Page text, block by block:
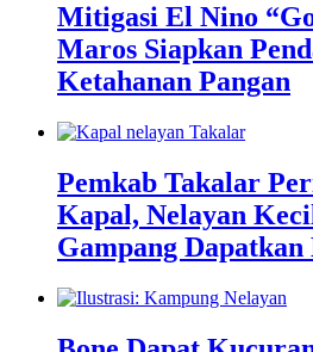
Mitigasi El Nino
Maros Siapkan
Ketahanan Pangan
Pemkab Takalar
Kapal, Nelayan
Gampang